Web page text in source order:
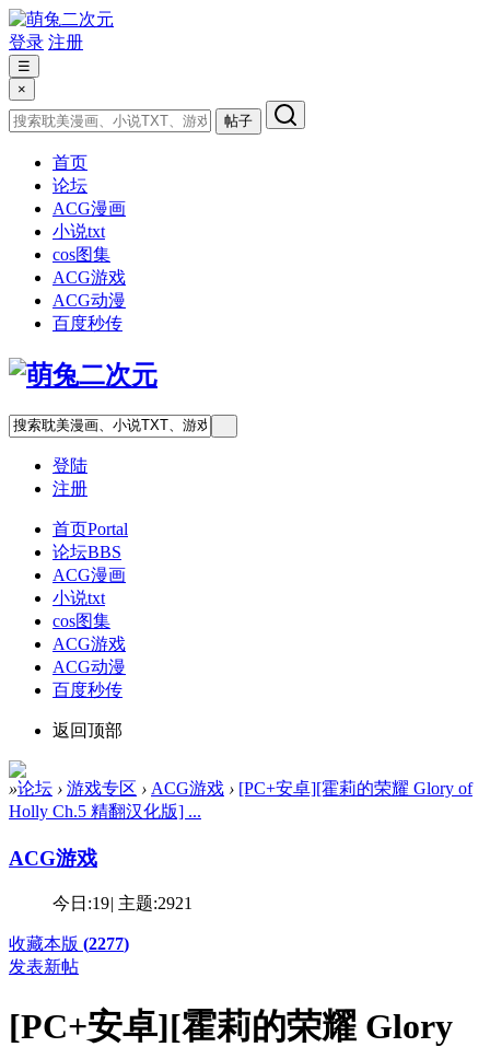
登录 注册
☰
×
帖子
首页
论坛
ACG漫画
小说txt
cos图集
ACG游戏
ACG动漫
百度秒传
登陆
注册
首页Portal
论坛BBS
ACG漫画
小说txt
cos图集
ACG游戏
ACG动漫
百度秒传
返回顶部
»论坛 › 游戏专区 › ACG游戏 › [PC+安卓][霍莉的荣耀 Glory of
Holly Ch.5 精翻汉化版] ...
ACG游戏
今日:19| 主题:2921
收藏本版 (2277)
发表新帖
[PC+安卓][霍莉的荣耀 Glory